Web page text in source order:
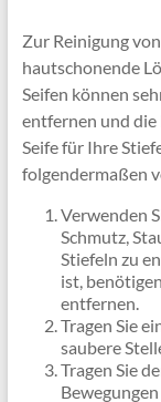
Zur Reinigung
hautschonende
Seifen können
entfernen und die
Seife für Ihre
folgendermaßen
Verwenden
Schmutz,
Stiefeln zu
ist,
entfernen.
Tragen Sie
saubere
Tragen Sie